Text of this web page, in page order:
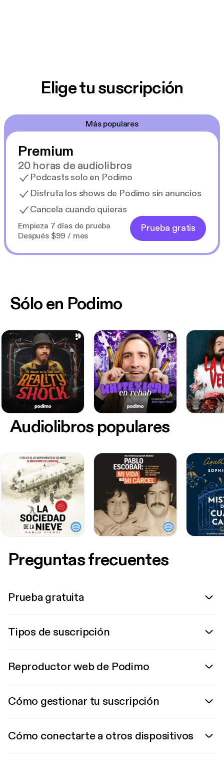
Elige tu suscripción
Más populares
Premium
20 horas de audiolibros
Podcasts solo en Podimo
Disfruta los shows de Podimo sin anuncios
Cancela cuando quieras
Empieza 7 días de prueba
Después $99 / mes
Prueba gratis
Sólo en Podimo
Audiolibros populares
Preguntas frecuentes
Prueba gratuita
Tipos de suscripción
Reproductor web de Podimo
Cómo gestionar tu suscripción
Cómo conectarte a otros dispositivos